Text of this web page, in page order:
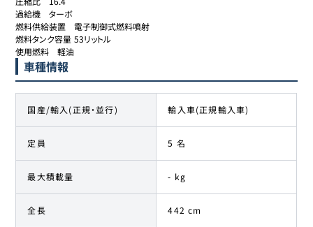
過給機	ターボ
燃料供給装置	電子制御式燃料噴射
燃料タンク容量	53リットル
使用燃料	軽油
車種情報
国産/輸入(正規・並行) 輸入車(正規輸入車)
定員 5 名
最大積載量 - kg
全長 442 cm